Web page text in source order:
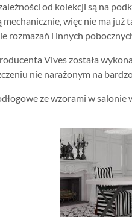
od kolekcji są na
mechanicznie, więc nie ma
rozmazań i innych
Vives została
nie narażonym na
ze wzorami w